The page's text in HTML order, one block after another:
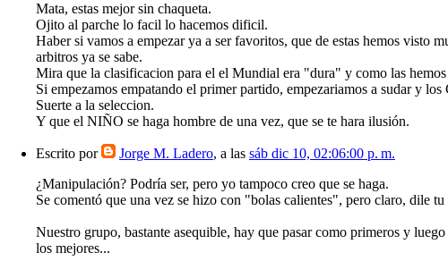
Mata, estas mejor sin chaqueta.
Ojito al parche lo facil lo hacemos dificil.
Haber si vamos a empezar ya a ser favoritos, que de estas hemos visto
arbitros ya se sabe.
Mira que la clasificacion para el el Mundial era "dura" y como las hemos
Si empezamos empatando el primer partido, empezariamos a sudar y
Suerte a la seleccion.
Y que el NIÑO se haga hombre de una vez, que se te hara ilusión.
Escrito por Jorge M. Ladero, a las sáb dic 10, 02:06:00 p. m.
¿Manipulación? Podría ser, pero yo tampoco creo que se haga.
Se comentó que una vez se hizo con "bolas calientes", pero claro, dile
Nuestro grupo, bastante asequible, hay que pasar como primeros y
los mejores...